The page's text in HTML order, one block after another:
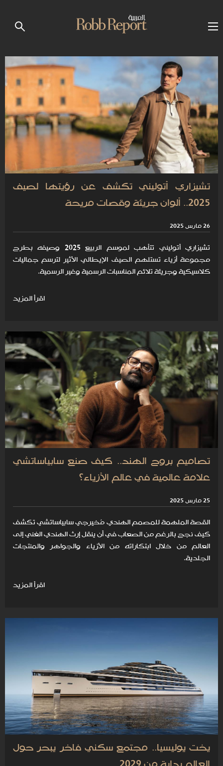
تشيزاري أتوليني تكشف عن رؤيتها لصيف
2025.. ألوان جريئة وقصات مريحة
26 مارس 2025
تشيزاري أتوليني تتأهب لموسم الربيع 2025 وصيفه بطرح
مجموعة أزياء تستلهم الصيف الإيطالي الأثير لترسم جماليات
كلاسيكية وجريئة تلائم المناسبات الرسمية وغير الرسمية.
اقرأ المزيد
تصاميم بروح الهند.. كيف صنع سابياساتشي
علامة عالمية في عالم الأزياء؟
25 مارس 2025
القصة الملهمة للمصمم الهندي مُخيرجي سابياساتشي تكشف
كيف نجح بالرغم من الصعاب في أن ينقل إرث الهندي الغني إلى
العالم من خلال ابتكاراته من الأزياء والجواهر والمنتجات
الجلدية.
اقرأ المزيد
يخت يوليسيا.. مجتمع سكني فاخر يبحر حول